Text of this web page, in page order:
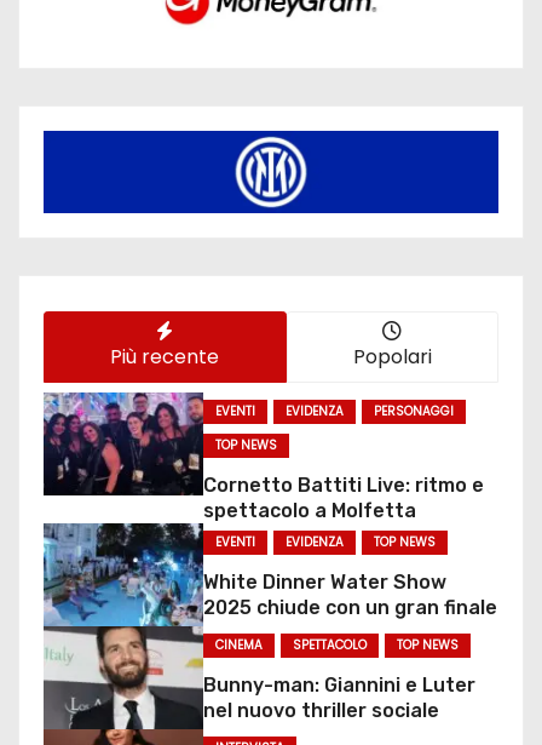
Più recente Popolari
EVENTI EVIDENZA
PERSONAGGI
TOP NEWS
Cornetto Battiti Live: ritmo e
spettacolo a Molfetta
EVENTI EVIDENZA TOP NEWS
White Dinner Water Show
2025 chiude con un gran finale
CINEMA SPETTACOLO TOP NEWS
Bunny-man: Giannini e Luter
nel nuovo thriller sociale